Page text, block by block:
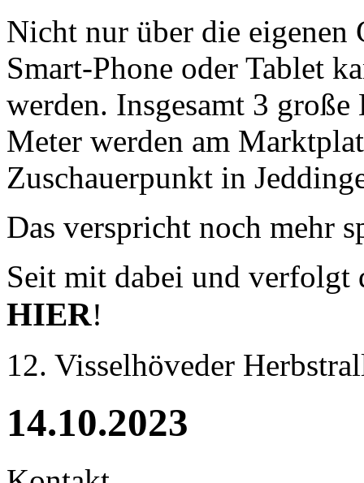
Nicht nur über die eigenen
Smart-Phone oder Tablet
werden. Insgesamt 3
Meter werden am
Zuschauerpunkt in
Das verspricht noch mehr
Seit mit dabei und verfolgt
HIER!
12. Visselhöveder
14.10.2023